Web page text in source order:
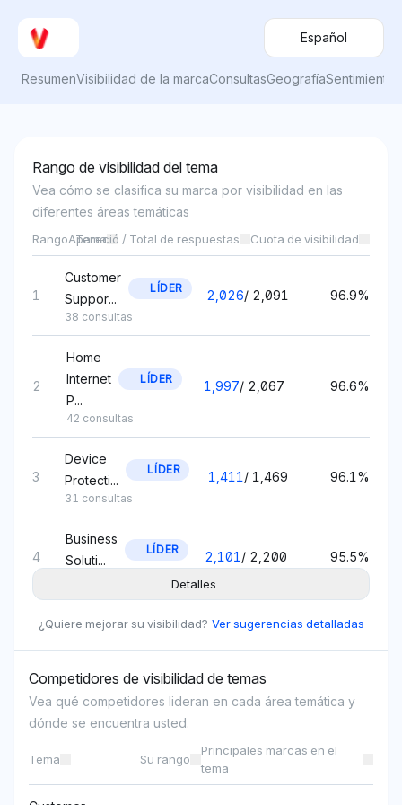
Español
ResumenVisibilidad de la marcaConsultasGeografíaSentimiento
Rango de visibilidad del tema
Vea cómo se clasifica su marca por visibilidad en las
diferentes áreas temáticas
Rango Tema
Apareció / Total de respuestas Cuota de visibilidad
1
Customer
Suppor...
LÍDER
38 consultas
2,026/ 2,091 96.9%
2
Home
Internet
P...
LÍDER
42 consultas
1,997/ 2,067 96.6%
3
Device
Protecti...
LÍDER
31 consultas
1,411/ 1,469 96.1%
4
Business
Soluti...
LÍDER 2,101/ 2,200 95.5%
Family
LÍDER
6
Mobile
Device
LÍDER
¿Quiere mejorar su visibilidad? Ver sugerencias detalladas
Detalles
Competidores de visibilidad de temas
Vea qué competidores lideran en cada área temática y
dónde se encuentra usted.
Tema Su rango
Principales marcas en el
tema